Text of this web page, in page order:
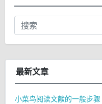
最新文章
小菜鸟阅读文献的一般步骤